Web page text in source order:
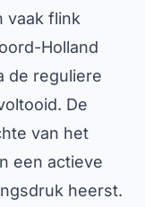
vaak flink
Holland
de reguliere
De
van het
een actieve
heerst.